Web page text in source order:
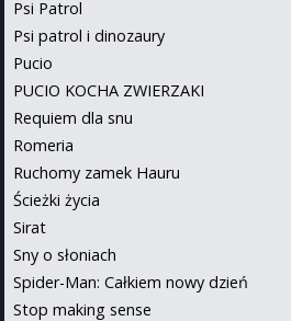
Psi Patrol
Psi patrol i dinozaury
Pucio
PUCIO KOCHA ZWIERZAKI
Requiem dla snu
Romeria
Ruchomy zamek Hauru
Ścieżki życia
Sirat
Sny o słoniach
Spider-Man: Całkiem nowy dzień
Stop making sense